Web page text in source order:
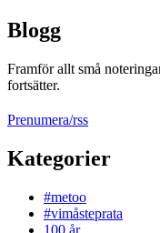
Blogg
Framför allt små
fortsätter.
Prenumera/rss
Kategorier
#metoo
#vimåsteprata
100 år